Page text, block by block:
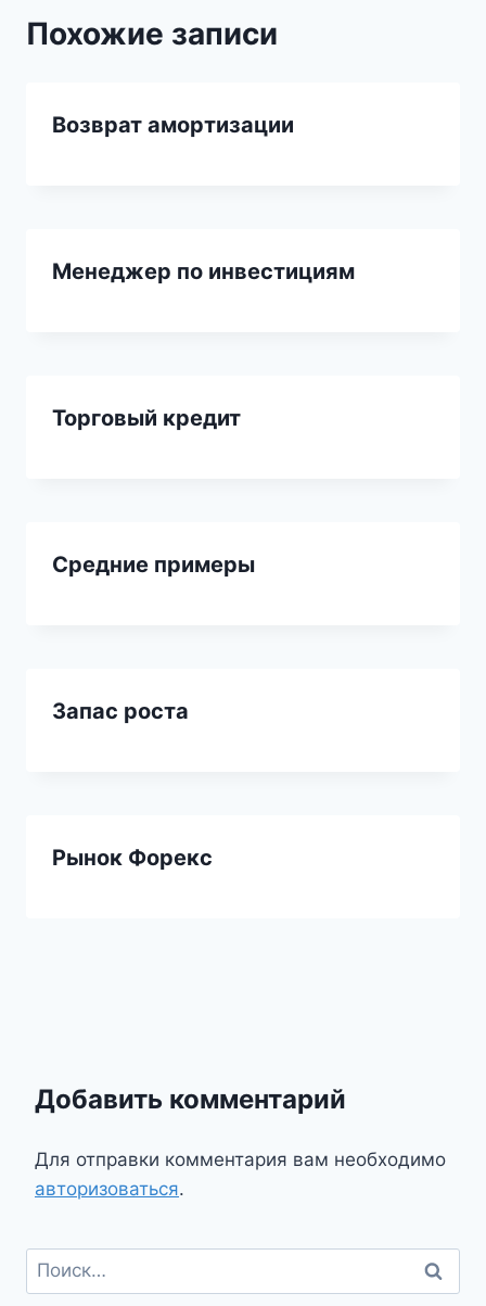
Похожие записи
Возврат амортизации
Менеджер по инвестициям
Торговый кредит
Средние примеры
Запас роста
Рынок Форекс
Добавить комментарий
Для отправки комментария вам необходимо
авторизоваться.
Найти: